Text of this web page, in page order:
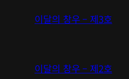
이달의 창우 – 제3호
이달의 창우 – 제2호